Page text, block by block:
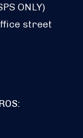
ONLY)
street